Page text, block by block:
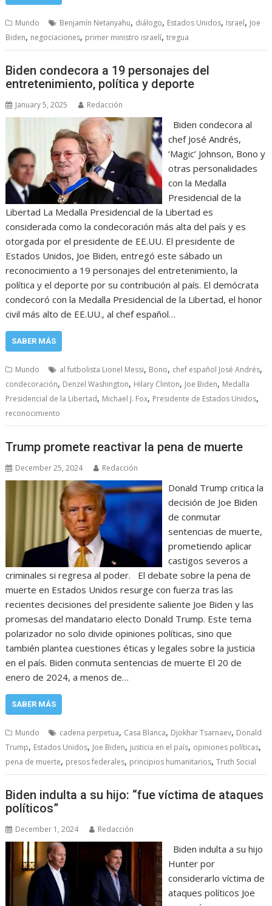
Mundo Benjamín Netanyahu, diálogo, Estados Unidos, Israel, Joe
Biden, negociaciones, primer ministro israelí,tregua
Biden condecora a 19 personajes del
entretenimiento, política y deporte
January 5, 2025 Redacción
Biden condecora al
chef José Andrés,
‘Magic’ Johnson, Bono y
otras personalidades
con la Medalla
Presidencial de la
Libertad La Medalla Presidencial de la Libertad es
considerada como la condecoración más alta del país y es
otorgada por el presidente de EE.UU. El presidente de
Estados Unidos, Joe Biden, entregó este sábado un
reconocimiento a 19 personajes del entretenimiento, la
política y el deporte por su contribución al país. El demócrata
condecoró con la Medalla Presidencial de la Libertad, el honor
civil más alto de EE.UU., al chef español…
SABER MÁS
Mundo al futbolista Lionel Messi, Bono, chef español José Andrés,
condecoración, Denzel Washington, Hilary Clinton, Joe Biden, Medalla
Presidencial de la Libertad, Michael J. Fox, Presidente de Estados Unidos,
reconocimiento
Trump promete reactivar la pena de muerte
December 25, 2024 Redacción
Donald Trump critica la
decisión de Joe Biden
de conmutar
sentencias de muerte,
prometiendo aplicar
castigos severos a
criminales si regresa al poder. El debate sobre la pena de
muerte en Estados Unidos resurge con fuerza tras las
recientes decisiones del presidente saliente Joe Biden y las
promesas del mandatario electo Donald Trump. Este tema
polarizador no solo divide opiniones políticas, sino que
también plantea cuestiones éticas y legales sobre la justicia
en el país. Biden conmuta sentencias de muerte El 20 de
enero de 2024, a menos de…
SABER MÁS
Mundo cadena perpetua, Casa Blanca, Djokhar Tsarnaev, Donald
Trump, Estados Unidos, Joe Biden, justicia en el país, opiniones políticas,
pena de muerte, presos federales, principios humanitarios,Truth Social
Biden indulta a su hijo: “fue víctima de ataques
políticos”
December 1, 2024 Redacción
Biden indulta a su hijo
Hunter por
considerarlo víctima de
ataques políticos Joe